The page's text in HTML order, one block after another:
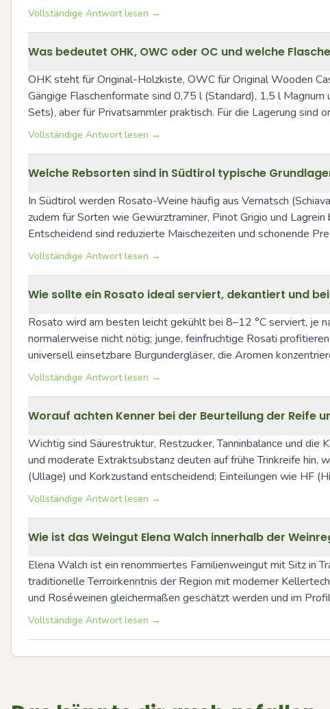
Vollständige Antwort lesen →
Was bedeutet OHK, OWC oder OC und welche
OHK steht für Original-Holzkiste, OWC für Original Wooden
Gängige Flaschenformate sind 0,75 l (Standard), 1,5 l
Sets), aber für Privatsammler praktisch. Für die Lagerung sind
Vollständige Antwort lesen →
Welche Rebsorten sind in Südtirol typische
In Südtirol werden Rosato-Weine häufig aus Vernatsch
zudem für Sorten wie Gewürztraminer, Pinot Grigio und
Entscheidend sind reduzierte Maischezeiten und schonende
Vollständige Antwort lesen →
Wie sollte ein Rosato ideal serviert, dekantiert und
Rosato wird am besten leicht gekühlt bei 8–12 °C serviert, je
normalerweise nicht nötig; junge, feinfruchtige Rosati
universell einsetzbare Burgundergläser, die Aromen
Vollständige Antwort lesen →
Worauf achten Kenner bei der Beurteilung der Reife
Wichtig sind Säurestruktur, Restzucker, Tanninbalance und
und moderate Extraktsubstanz deuten auf frühe Trinkreife hin,
(Ullage) und Korkzustand entscheidend; Einteilungen wie HF
Vollständige Antwort lesen →
Wie ist das Weingut Elena Walch innerhalb der
Elena Walch ist ein renommiertes Familienweingut mit Sitz in
traditionelle Terroirkenntnis der Region mit moderner
und Roséweinen gleichermaßen geschätzt werden und im
Vollständige Antwort lesen →